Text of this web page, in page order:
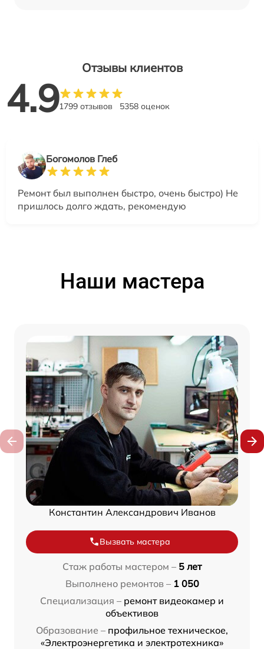
Отзывы клиентов
4.91799 отзывов 5358 оценок
Богомолов Глеб
Ремонт был выполнен быстро, очень быстро) Не
пришлось долго ждать, рекомендую
Наши мастера
Константин Александрович Иванов
Вызвать мастера
Стаж работы мастером – 5 лет
Выполнено ремонтов – 1 050
Специализация – ремонт видеокамер и
объективов
Образование – профильное техническое,
«Электроэнергетика и электротехника»